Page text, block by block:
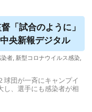
「 試合のように」
央新報デジタル
者, 新型コロナウイルス感染,
球団が一斉にキャンプイ
し、選手にも感染者が相